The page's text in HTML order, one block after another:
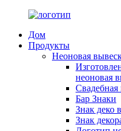
Дом
Продукты
Неоновая
неоновая
Свадебная
Бар Знаки
Знак деко
Знак